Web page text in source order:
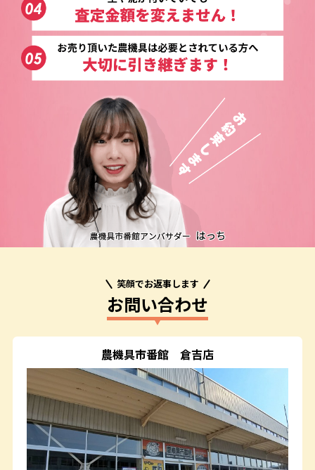
笑顔でお返事します
お問い合わせ
農機具市番館 倉吉店